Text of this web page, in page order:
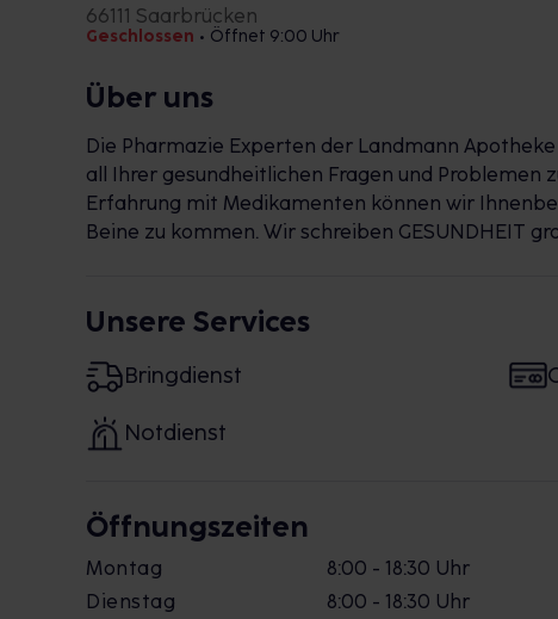
66111 Saarbrücken
Geschlossen • Öffnet 9:00 Uhr
Über uns
Die Pharmazie Experten der Landmann
all Ihrer gesundheitlichen Fragen und Problemen
Erfahrung mit Medikamenten können wir
Beine zu kommen. Wir schreiben GESUNDHEIT
Unsere Services
Bringdienst
Notdienst
Öffnungszeiten
Montag
8:00 - 18:30 Uhr
Dienstag
8:00 - 18:30 Uhr